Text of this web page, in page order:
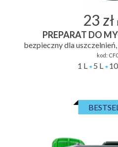
23 zł
PREPARAT DO
bezpieczny dla
kod:
1 L 5 L 10